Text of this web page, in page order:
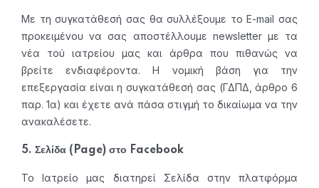
Με τη συγκατάθεσή σας θα συλλέξουμε το Ε-mail σας
προκειμένου να σας αποστέλλουμε newsletter με τα
νέα τού ιατρείου μας και άρθρα που πιθανώς να
βρείτε ενδιαφέροντα. Η νομική βάση για την
επεξεργασία είναι η συγκατάθεσή σας (ΓΔΠΔ, άρθρο 6
παρ. 1α) και έχετε ανά πάσα στιγμή το δικαίωμα να την
ανακαλέσετε.
5. Σελίδα (Page) στο Facebook
Το Ιατρείο μας διατηρεί Σελίδα στην πλατφόρμα